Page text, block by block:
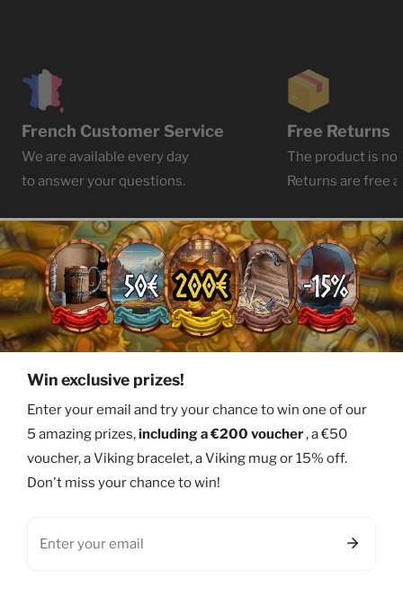
French Customer Service
We are available every day
to answer your questions.
Free Returns
The product is
Returns are free
Useful links
Recommendations
Language
English
Country/region
Bermuda (USD $)
Win exclusive prizes!
Enter your email and try your chance to win one of our
5 amazing prizes,including a €200 voucher, a €50
voucher, a Viking bracelet, a Viking mug or 15% off.
Don't miss your chance to win!